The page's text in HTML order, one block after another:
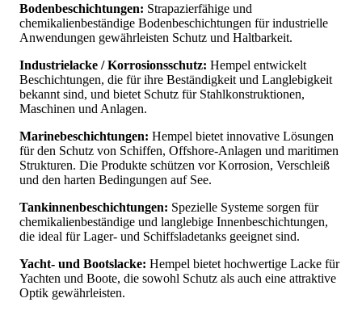
Bodenbeschichtungen: Strapazierfähige und
chemikalienbeständige Bodenbeschichtungen für industrielle
Anwendungen gewährleisten Schutz und Haltbarkeit.
Industrielacke / Korrosionsschutz: Hempel entwickelt
Beschichtungen, die für ihre Beständigkeit und Langlebigkeit
bekannt sind, und bietet Schutz für Stahlkonstruktionen,
Maschinen und Anlagen.
Marinebeschichtungen: Hempel bietet innovative Lösungen
für den Schutz von Schiffen, Offshore-Anlagen und maritimen
Strukturen. Die Produkte schützen vor Korrosion, Verschleiß
und den harten Bedingungen auf See.
Tankinnenbeschichtungen: Spezielle Systeme sorgen für
chemikalienbeständige und langlebige Innenbeschichtungen,
die ideal für Lager- und Schiffsladetanks geeignet sind.
Yacht- und Bootslacke: Hempel bietet hochwertige Lacke für
Yachten und Boote, die sowohl Schutz als auch eine attraktive
Optik gewährleisten.